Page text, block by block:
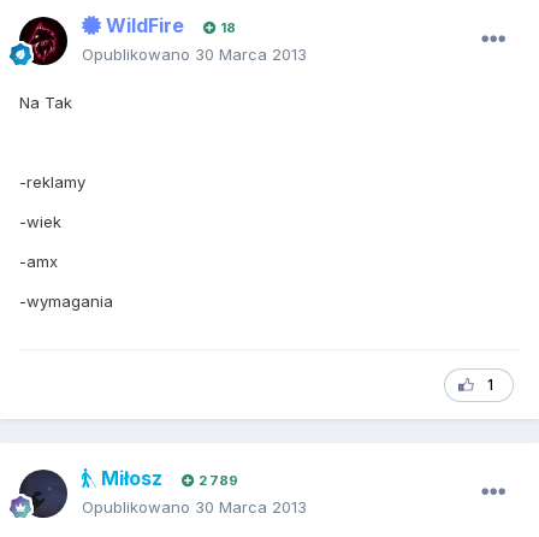
WildFire 18
Opublikowano 30 Marca 2013
Na Tak
-reklamy
-wiek
-amx
-wymagania
1
Miłosz 2 789
Opublikowano 30 Marca 2013